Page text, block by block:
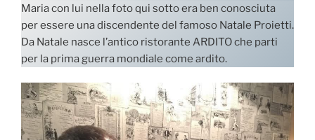
Maria con lui nella foto qui sotto era ben conosciuta
per essere una discendente del famoso Natale Proietti.
Da Natale nasce l’antico ristorante ARDITO che parti
per la prima guerra mondiale come ardito.